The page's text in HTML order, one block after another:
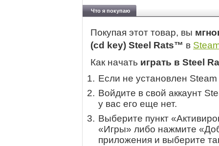
Что я покупаю
Покупая этот товар, вы
(cd key) Steel Rats™ в
Как начать играть в Steel
Если не установлен
Войдите в свой аккаунт
у вас его еще нет.
Выберите пункт
«Игры» либо нажмите
приложения и выберите